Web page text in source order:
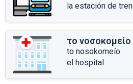
la estación de tren
το νοσοκομείο
to nosokomeío
el hospital